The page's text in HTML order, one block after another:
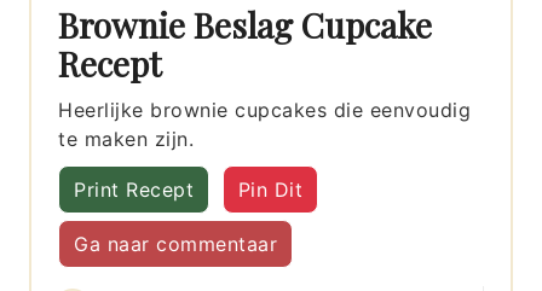
Brownie Beslag Cupcake
Recept
Heerlijke brownie cupcakes die eenvoudig
te maken zijn.
Print Recept Pin Dit
Ga naar commentaar